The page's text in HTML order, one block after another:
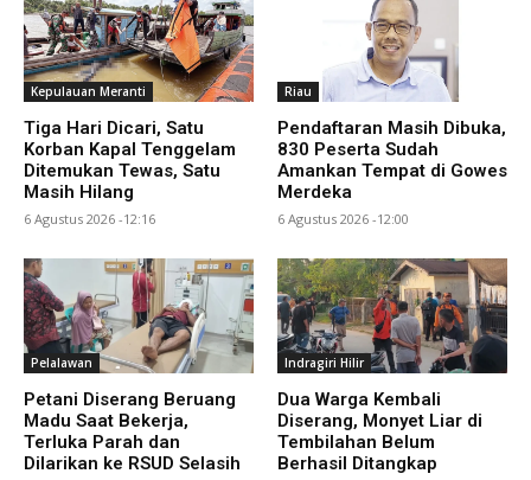
Kepulauan Meranti
Tiga Hari Dicari, Satu
Korban Kapal Tenggelam
Ditemukan Tewas, Satu
Masih Hilang
6 Agustus 2026 -12:16
Riau
Pendaftaran Masih Dibuka,
830 Peserta Sudah
Amankan Tempat di Gowes
Merdeka
6 Agustus 2026 -12:00
Pelalawan
Petani Diserang Beruang
Madu Saat Bekerja,
Terluka Parah dan
Dilarikan ke RSUD Selasih
Indragiri Hilir
Dua Warga Kembali
Diserang, Monyet Liar di
Tembilahan Belum
Berhasil Ditangkap